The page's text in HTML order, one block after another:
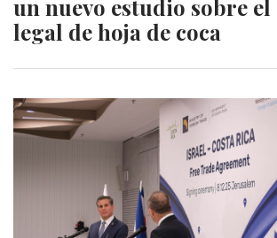
un nuevo estudio sobre el
legal de hoja de coca